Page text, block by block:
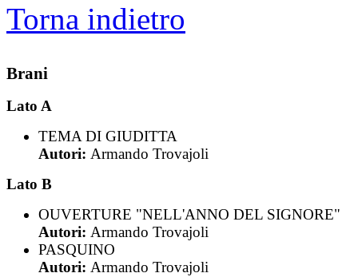
Torna indietro
Brani
Lato A
TEMA DI GIUDITTA
Autori: Armando Trovajoli
Lato B
OUVERTURE "NELL'ANNO DEL SIGNORE"
Autori: Armando Trovajoli
PASQUINO
Autori: Armando Trovajoli